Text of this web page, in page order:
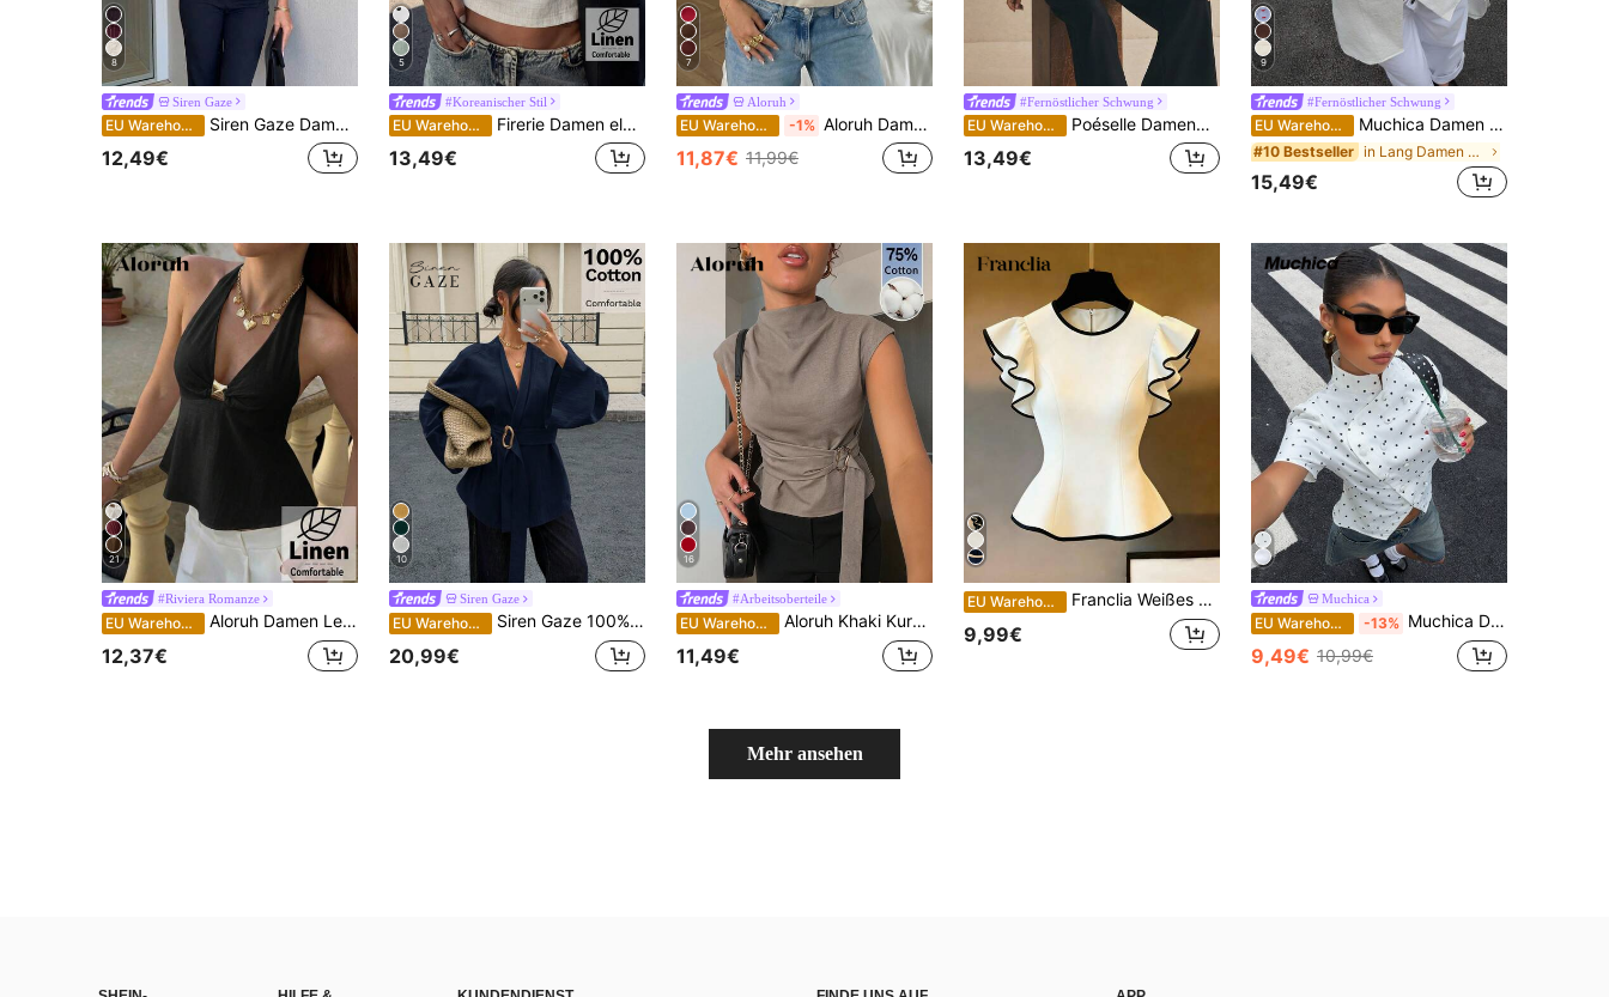
8
Siren Gaze
EU Warehouse Siren Gaze Damen gestreiftes lässig Vielseitig Alltags Hemd
12,49€
5
#Koreanischer Stil
EU Warehouse Firerie Damen elegantes minimalistisches Alltagshemd für den Büroalltag, Urlaub und Strand, farbige Bambustextur, kleiner Stehkragen, kurzärmelig, figurbetont, Frühlings-/Sommerbluse, Damen Sommeroutfits, Damen Sommertops
13,49€
7
Aloruh
EU Warehouse -1% Aloruh Damen Spitzen-Patchwork transparente sexy Kurzarm Bluse
11,87€ 11,99€
#Fernöstlicher Schwung
EU Warehouse Poéselle Damenbluse mit Stehkragen, schmaler Passform, vielseitig, für Alltag und Freizeit, kurze Ärmel, neues chinesisches Modell mit Knopfkragen, kurzen Ärmeln und taillierter Passform.
13,49€
9
#Fernöstlicher Schwung
EU Warehouse Muchica Damen Ärmellose Knopf-Tanktop im Chinesischen Stil, Sommerfashion
#10 Bestseller in Lang Damen Oberteile
15,49€
21
#Riviera Romanze
EU Warehouse Aloruh Damen Leinen Metall Dekor Taille A-Linie Bluse, Frühling/Sommer
12,37€
10
Siren Gaze
EU Warehouse Siren Gaze 100% Baumwolle Taillengegürtetes Hemd mit Metallschnalle, Langarm, weich und hautfreundlich, geeignet für Arbeit und Urlaub, Damen Herbst/Winter Top, elegante Bluse, figurbetontes Hemd, Rückkehr zur Schule, Glockenärmel, Kimono-Stil Hemd
20,99€
16
#Arbeitsoberteile
EU Warehouse Aloruh Khaki Kurzarmhemd, elegantes Business-Pendler-Minimalist-Vintage-Stil Formelles Hemd, Bürokleidung
11,49€
EU Warehouse Franclia Weißes Top mit Rundhalsausschnitt und Rüschen an der Taille, schwarze Zierleiste, Damen-Top mit Flügelärmeln, Damen-Bluse mit Flügelärmeln, schwarz-weißes Top mit Rüschen-Flügelärmeln, Bluse mit Rundhalsausschnitt und schwarzer Zierleiste an der Taille, cremeweiße Bluse mit Flügelärmeln in Slim Fit, Top mit Rüschensaum, elegante weiße Taillenbluse, weiße Taillenbluse mit Flügelärmeln in Slim Fit, schwarze Zierleiste
9,99€
Muchica
EU Warehouse -13% Muchica Damen Polka Dot Lässig Vielseitig Alltag Ausflug Hemd
9,49€ 10,99€
Mehr ansehen